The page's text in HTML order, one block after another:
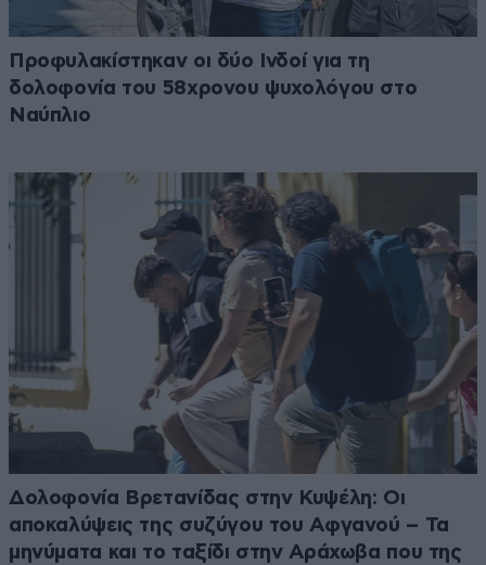
Προφυλακίστηκαν οι δύο Ινδοί για τη
δολοφονία του 58χρονου ψυχολόγου στο
Ναύπλιο
Δολοφονία Βρετανίδας στην Κυψέλη: Οι
αποκαλύψεις της συζύγου του Αφγανού – Τα
μηνύματα και το ταξίδι στην Αράχωβα που της